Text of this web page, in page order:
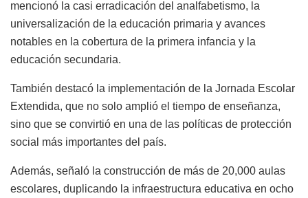
mencionó la casi erradicación del analfabetismo, la
universalización de la educación primaria y avances
notables en la cobertura de la primera infancia y la
educación secundaria.
También destacó la implementación de la Jornada Escolar
Extendida, que no solo amplió el tiempo de enseñanza,
sino que se convirtió en una de las políticas de protección
social más importantes del país.
Además, señaló la construcción de más de 20,000 aulas
escolares, duplicando la infraestructura educativa en ocho